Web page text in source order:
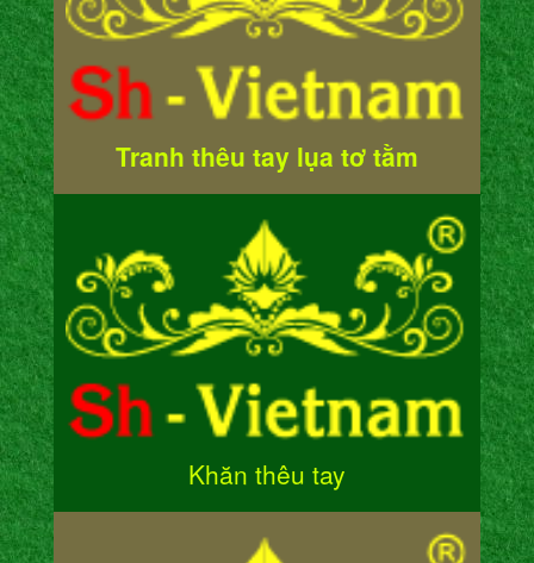
Tranh thêu tay lụa tơ tằm
Khăn thêu tay